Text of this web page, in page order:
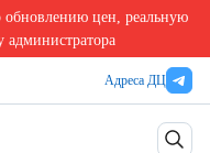
обновлению цен, реальную
администратора
Адреса ДЦ
Аллерген e1 - эпителий и
перхоть